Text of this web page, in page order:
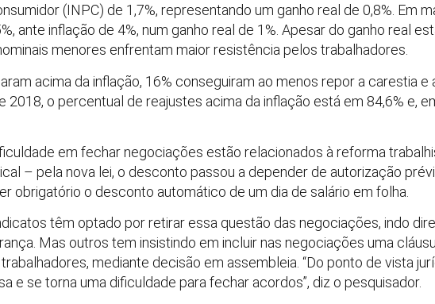
(INPC) de 1,7%, representando um ganho real de 0,8%. Em
ante inflação de 4%, num ganho real de 1%. Apesar do ganho real
menores enfrentam maior resistência pelos trabalhadores.
acima da inflação, 16% conseguiram ao menos repor a carestia e
2018, o percentual de reajustes acima da inflação está em 84,6% e,
em fechar negociações estão relacionados à reforma
– pela nova lei, o desconto passou a depender de autorização
obrigatório o desconto automático de um dia de salário em folha.
têm optado por retirar essa questão das negociações, indo
Mas outros tem insistindo em incluir nas negociações uma
mediante decisão em assembleia. “Do ponto de vista
e se torna uma dificuldade para fechar acordos”, diz o pesquisador.